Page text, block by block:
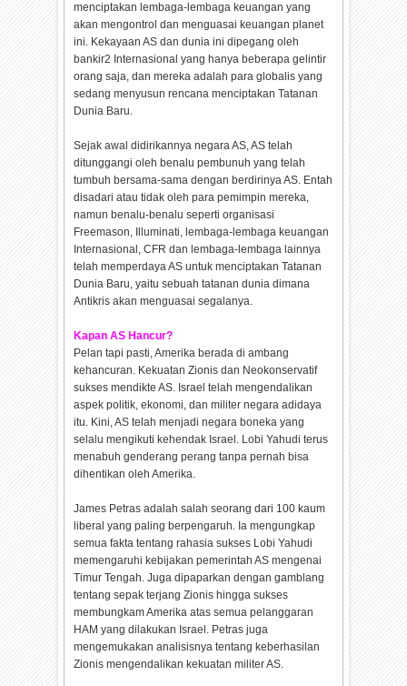
menciptakan lembaga-lembaga keuangan yang
akan mengontrol dan menguasai keuangan planet
ini. Kekayaan AS dan dunia ini dipegang oleh
bankir2 Internasional yang hanya beberapa gelintir
orang saja, dan mereka adalah para globalis yang
sedang menyusun rencana menciptakan Tatanan
Dunia Baru.
Sejak awal didirikannya negara AS, AS telah
ditunggangi oleh benalu pembunuh yang telah
tumbuh bersama-sama dengan berdirinya AS. Entah
disadari atau tidak oleh para pemimpin mereka,
namun benalu-benalu seperti organisasi
Freemason, Illuminati, lembaga-lembaga keuangan
Internasional, CFR dan lembaga-lembaga lainnya
telah memperdaya AS untuk menciptakan Tatanan
Dunia Baru, yaitu sebuah tatanan dunia dimana
Antikris akan menguasai segalanya.
Kapan AS Hancur?
Pelan tapi pasti, Amerika berada di ambang
kehancuran. Kekuatan Zionis dan Neokonservatif
sukses mendikte AS. Israel telah mengendalikan
aspek politik, ekonomi, dan militer negara adidaya
itu. Kini, AS telah menjadi negara boneka yang
selalu mengikuti kehendak Israel. Lobi Yahudi terus
menabuh genderang perang tanpa pernah bisa
dihentikan oleh Amerika.
James Petras adalah salah seorang dari 100 kaum
liberal yang paling berpengaruh. Ia mengungkap
semua fakta tentang rahasia sukses Lobi Yahudi
memengaruhi kebijakan pemerintah AS mengenai
Timur Tengah. Juga dipaparkan dengan gamblang
tentang sepak terjang Zionis hingga sukses
membungkam Amerika atas semua pelanggaran
HAM yang dilakukan Israel. Petras juga
mengemukakan analisisnya tentang keberhasilan
Zionis mengendalikan kekuatan militer AS.